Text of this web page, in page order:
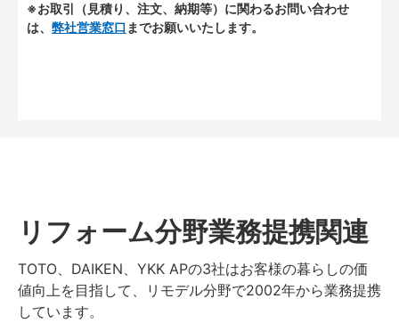
※お取引（見積り、注文、納期等）に関わるお問い合わせ
は、 弊社営業窓口 までお願いいたします。
リフォーム分野業務提携関連
TOTO、DAIKEN、YKK APの3社はお客様の暮らしの価
値向上を目指して、リモデル分野で2002年から業務提携
しています。